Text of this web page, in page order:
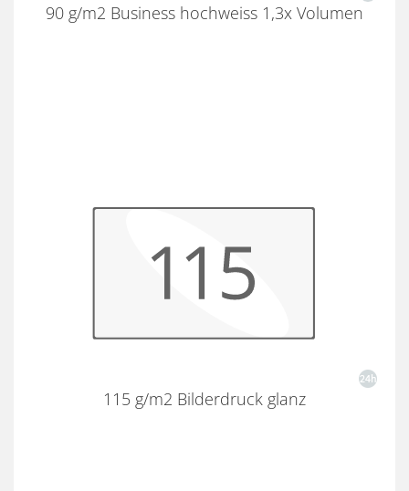
90 g/m2 Business hochweiss 1,3x Volumen
115 g/m2 Bilderdruck glanz